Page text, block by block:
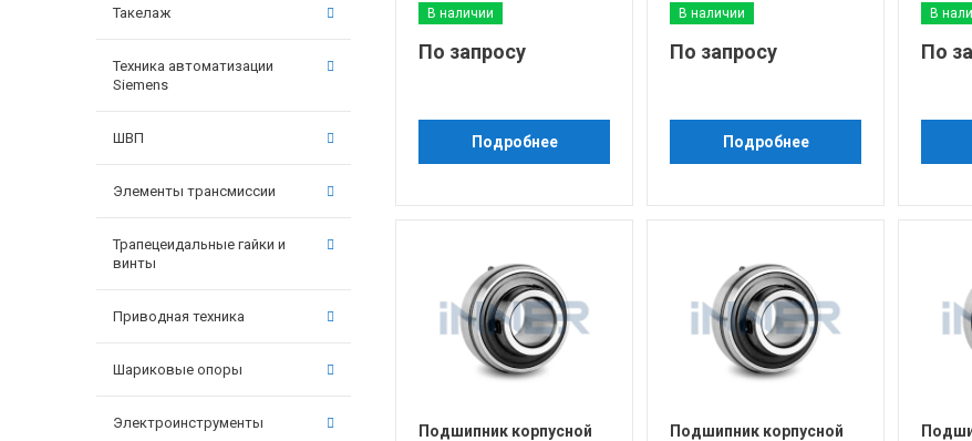
Такелаж
Техника автоматизации
Siemens
ШВП
Элементы трансмиссии
Трапецеидальные гайки и
винты
Приводная техника
Шариковые опоры
Электроинструменты
В наличии
По запросу
Подробнее
В наличии
По запросу
Подробнее
В
По
Подшипник корпусной
Подшипник корпусной